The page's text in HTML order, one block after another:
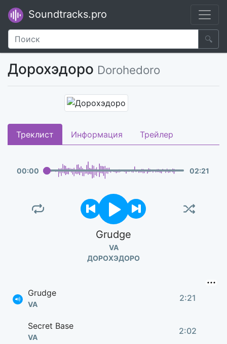
Soundtracks.pro
🔍
Дорохэдоро Dorohedoro
Треклист Информация Трейлер
00:00 02:21
Grudge
VA
ДОРОХЭДОРО
Grudge
VA
2:21
Secret Base
VA
2:02